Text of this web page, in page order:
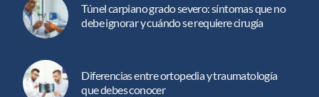
Túnel carpiano grado severo: síntomas que no
debe ignorar y cuándo se requiere cirugía
Diferencias entre ortopedia y traumatología
que debes conocer